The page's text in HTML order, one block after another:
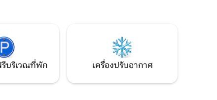
คที่
บริเวณที่พัก เครื่องปรับอากาศ